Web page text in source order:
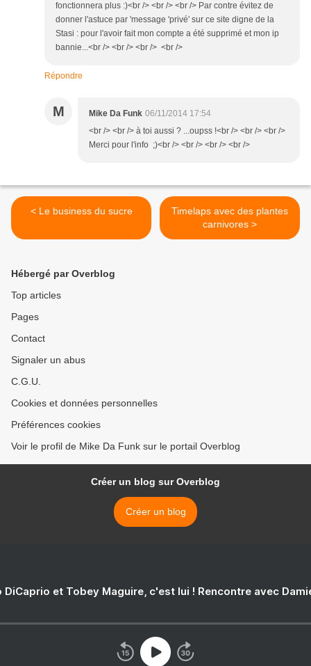
fonctionnera plus :)<br /> <br /> <br /> Par contre évitez de
donner l'astuce par 'message 'privé' sur ce site digne de la
Stasi : pour l'avoir fait mon compte a été supprimé et mon ip
bannie...<br /> <br /> <br /> <br />
Répondre
M Mike Da Funk 06/11/2014 17:54
<br /> <br /> à toi aussi ? ...oupss !<br /> <br /> <br />
Merci pour l'info ;)<br /> <br /> <br /> <br />
< Le business du sucre
Timelaps avec des plantes
carnivores >
Hébergé par Overblog
Top articles
Pages
Contact
Signaler un abus
C.G.U.
Cookies et données personnelles
Préférences cookies
Voir le profil de Mike Da Funk sur le portail Overblog
Créer un blog sur Overblog
Créer un blog
DiCaprio et Tobey Maguire, c'est lui ! Rencontre avec